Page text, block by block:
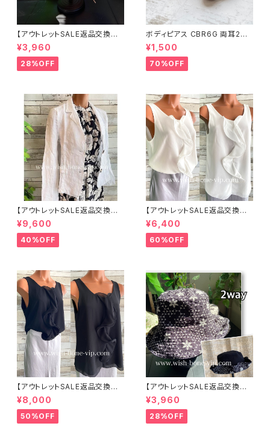
【アウトレットSALE返品交換不
可8/20まで】つば広サマーハッ
ト・通気性・軽量 ワイヤー入りハ
ット ボーダー＆BIGリボン・女優
帽 UV/紫外線対策 レディースハ
¥3,960
28%OFF
ボディピアス CBR6G 両耳2個
セット 1ボール ネジ式 簡単脱着
サージカルステンレス NY直輸
入
¥1,500
70%OFF
【アウトレットSALE返品交換不
可8/20まで】イタリア製サマー
ジャケット｜Made in ITALY｜
リネン麻 飾りエリ ジャケット/ホ
ワイト
¥9,600
40%OFF
【アウトレットSALE返品交換不
可8/20まで】イタリア製 CASA
DEILUCA ITALY｜前フリル＆B
IGフリルトップス /ホワイト
¥6,400
60%OFF
【アウトレットSALE返品交換不
可8/20まで】イタリア製 CASA
DEILUCA ITALY｜前フリル＆B
IGフリルトップス /ブラック
¥8,000
50%OFF
【アウトレットSALE返品交換不
可8/20まで】ワッフル立体フラワ
ー＆無地 2way リバーシブルハ
ット・ワイヤー入り変形ハット・フ
ラワー帽子【ブラック】
¥3,960
28%OFF